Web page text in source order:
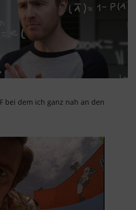
bei dem ich ganz nah an den